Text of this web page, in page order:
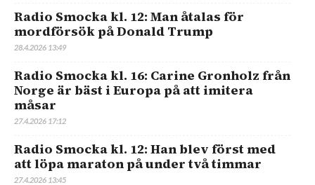
Radio Smocka kl. 12: Man åtalas för
mordförsök på Donald Trump
28.4.2026 13:49
Radio Smocka kl. 16: Carine Gronholz från
Norge är bäst i Europa på att imitera
måsar
27.4.2026 17:12
Radio Smocka kl. 12: Han blev först med
att löpa maraton på under två timmar
27.4.2026 13:45